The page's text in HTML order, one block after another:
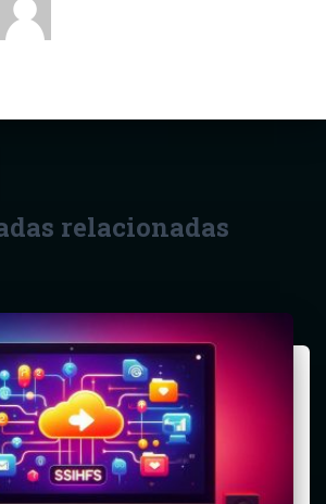
relacionadas